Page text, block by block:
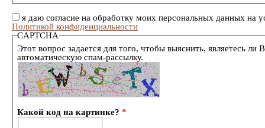
я даю согласие на обработку моих персональных данных на
Политикой конфиденциальности
CAPTCHA
Этот вопрос задается для того, чтобы выяснить, являетесь ли
автоматическую спам-рассылку.
Какой код на картинке?*